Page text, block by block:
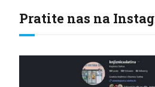
Pratite nas na